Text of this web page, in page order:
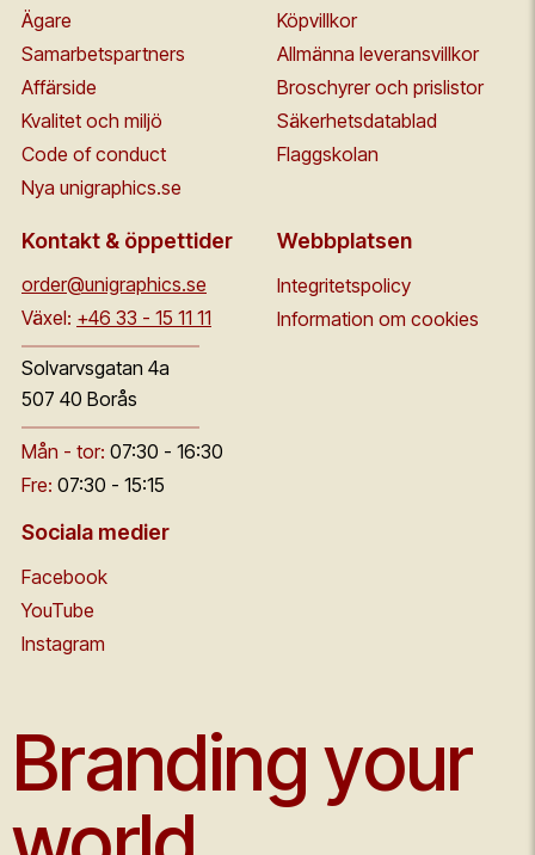
Ägare
Samarbetspartners
Affärside
Kvalitet och miljö
Code of conduct
Nya unigraphics.se
Köpvillkor
Allmänna leveransvillkor
Broschyrer och prislistor
Säkerhetsdatablad
Flaggskolan
Kontakt & öppettider
order@unigraphics.se
Växel: +46 33 - 15 11 11
Solvarvsgatan 4a
507 40 Borås
Mån - tor: 07:30 - 16:30
Fre: 07:30 - 15:15
Webbplatsen
Integritetspolicy
Information om cookies
Sociala medier
Facebook
YouTube
Instagram
Branding your